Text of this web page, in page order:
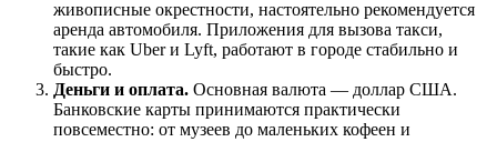
живописные окрестности, настоятельно рекомендуется
аренда автомобиля. Приложения для вызова такси,
такие как Uber и Lyft, работают в городе стабильно и
быстро.
Деньги и оплата. Основная валюта — доллар США.
Банковские карты принимаются практически
повсеместно: от музеев до маленьких кофеен и